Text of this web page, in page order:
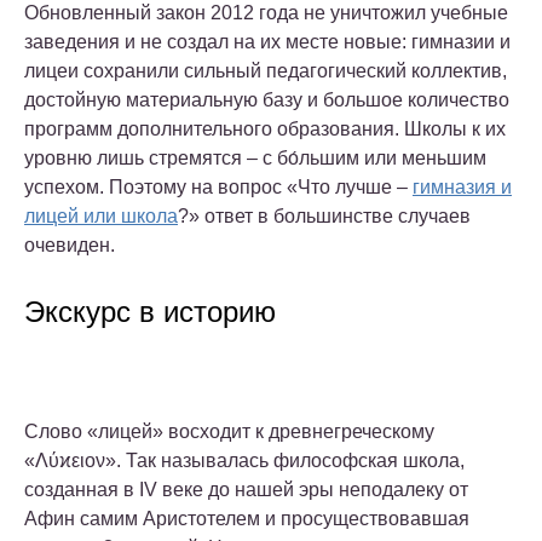
Обновленный закон 2012 года не уничтожил учебные
заведения и не создал на их месте новые: гимназии и
лицеи сохранили сильный педагогический коллектив,
достойную материальную базу и большое количество
программ дополнительного образования. Школы к их
уровню лишь стремятся – с бо́льшим или меньшим
успехом. Поэтому на вопрос «Что лучше – гимназия и
лицей или школа?» ответ в большинстве случаев
очевиден.
Экскурс в историю
Слово «лицей» восходит к древнегреческому
«Λύϰειον». Так называлась философская школа,
созданная в IV веке до нашей эры неподалеку от
Афин самим Аристотелем и просуществовавшая